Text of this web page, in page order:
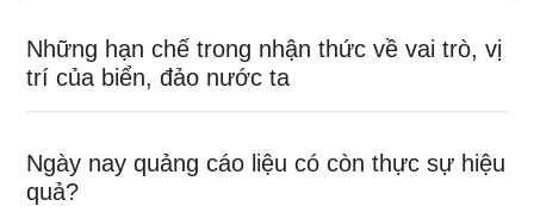
Những hạn chế trong nhận thức về vai trò, vị
trí của biển, đảo nước ta
Ngày nay quảng cáo liệu có còn thực sự hiệu
quả?